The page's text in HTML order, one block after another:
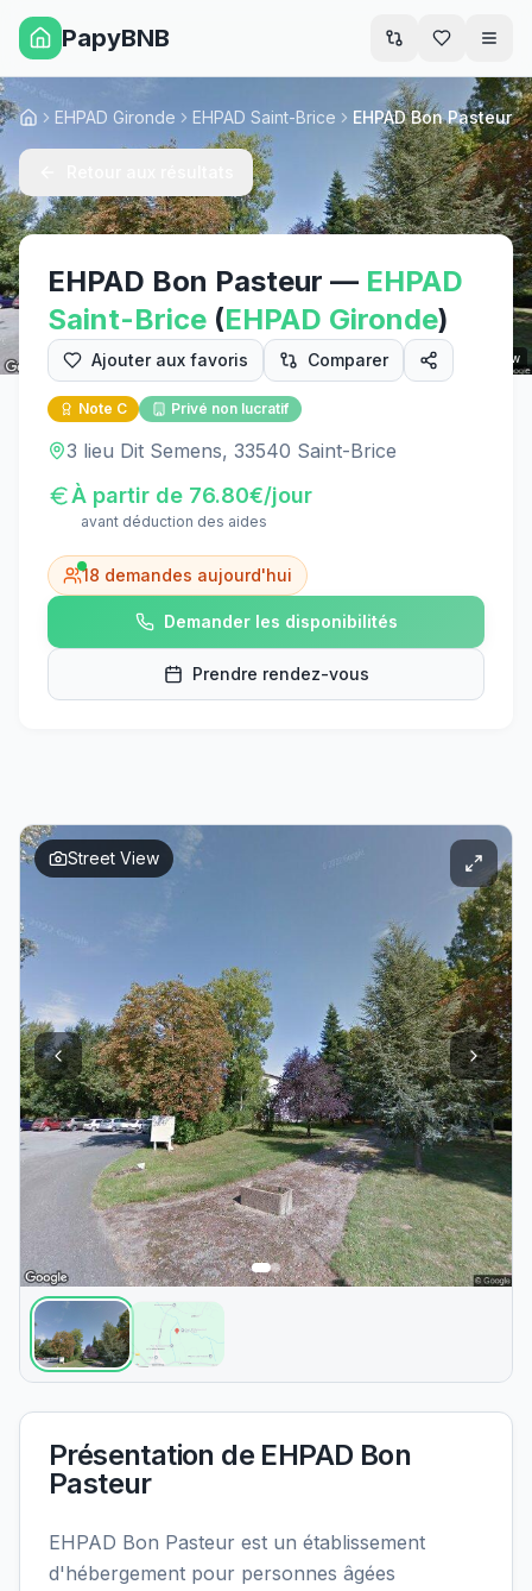
PapyBNB
Street View
AccueilEHPAD Gironde EHPAD Saint-Brice EHPAD Bon Pasteur
EHPAD Bon Pasteur — EHPAD
Saint-Brice (EHPAD Gironde)
Ajouter aux favoris Comparer
Note C Privé non lucratif
3 lieu Dit Semens, 33540 Saint-Brice
À partir de 76.80€/jour
avant déduction des aides
18 demandes aujourd'hui
Demander les disponibilités
Prendre rendez-vous
Street View
Présentation de EHPAD Bon
Pasteur
EHPAD Bon Pasteur est un établissement
d'hébergement pour personnes âgées